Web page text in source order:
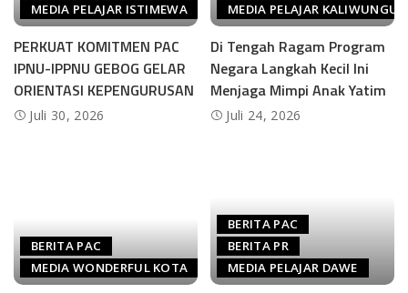
MEDIA PELAJAR ISTIMEWA
PERKUAT KOMITMEN PAC
IPNU-IPPNU GEBOG GELAR
ORIENTASI KEPENGURUSAN
Juli 30, 2026
MEDIA PELAJAR KALIWUNGU
Di Tengah Ragam Program
Negara Langkah Kecil Ini
Menjaga Mimpi Anak Yatim
Juli 24, 2026
BERITA PAC
MEDIA WONDERFUL KOTA
BERITA PAC
BERITA PR
MEDIA PELAJAR DAWE